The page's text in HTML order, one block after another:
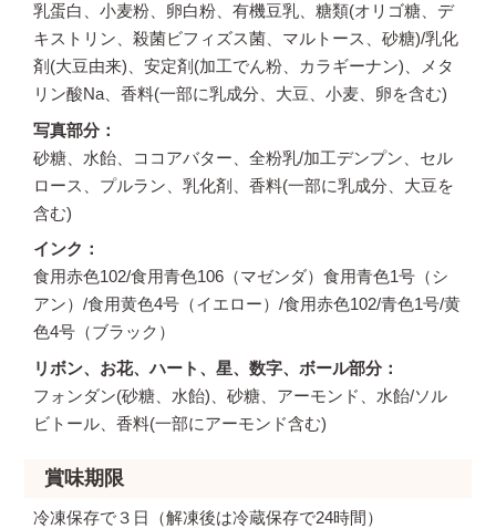
乳蛋白、小麦粉、卵白粉、有機豆乳、糖類(オリゴ糖、デ
キストリン、殺菌ビフィズス菌、マルトース、砂糖)/乳化
剤(大豆由来)、安定剤(加工でん粉、カラギーナン)、メタ
リン酸Na、香料(一部に乳成分、大豆、小麦、卵を含む)
写真部分
砂糖、水飴、ココアバター、全粉乳/加工デンプン、セル
ロース、プルラン、乳化剤、香料(一部に乳成分、大豆を
含む)
インク
食用赤色102/食用青色106（マゼンダ）食用青色1号（シ
アン）/食用黄色4号（イエロー）/食用赤色102/青色1号/黄
色4号（ブラック）
リボン、お花、ハート、星、数字、ボール部分
フォンダン(砂糖、水飴)、砂糖、アーモンド、水飴/ソル
ビトール、香料(一部にアーモンド含む)
賞味期限
冷凍保存で３日（解凍後は冷蔵保存で24時間）